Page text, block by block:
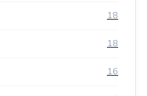
18
18
16